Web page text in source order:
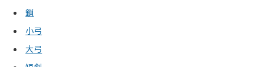
鎖
小弓
大弓